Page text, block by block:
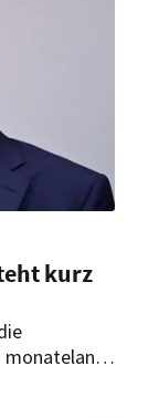
kurz
monatelang